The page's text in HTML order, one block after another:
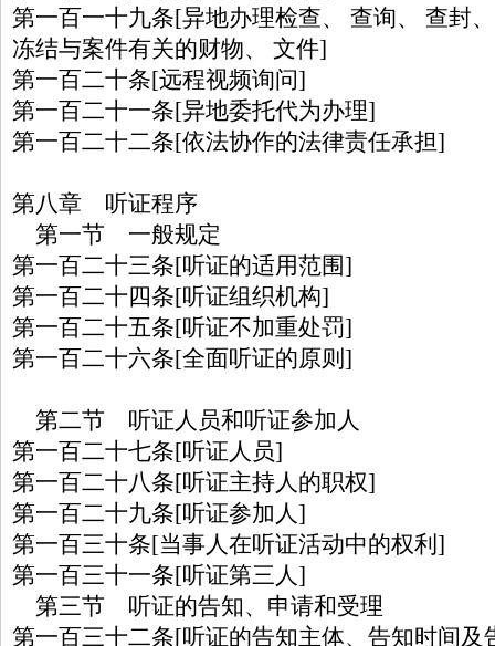
第一百一十九条[异地办理检查、 查询、 查封
冻结与案件有关的财物、 文件]
第一百二十条[远程视频询问]
第一百二十一条[异地委托代为办理]
第一百二十二条[依法协作的法律责任承担]
第八章 听证程序
第一节 一般规定
第一百二十三条[听证的适用范围]
第一百二十四条[听证组织机构]
第一百二十五条[听证不加重处罚]
第一百二十六条[全面听证的原则]
第二节 听证人员和听证参加人
第一百二十七条[听证人员]
第一百二十八条[听证主持人的职权]
第一百二十九条[听证参加人]
第一百三十条[当事人在听证活动中的权利]
第一百三十一条[听证第三人]
第三节 听证的告知、申请和受理
第一百三十二条[听证的告知主体、告知时间及